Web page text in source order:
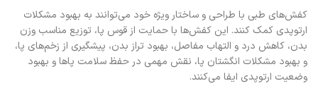
کفش‌های طبی با طراحی و ساختار ویژه خود می‌توانند به بهبود مشکلات
ارتوپدی کمک کنند. این کفش‌ها با حمایت از قوس پا، توزیع مناسب وزن
بدن، کاهش درد و التهاب مفاصل، بهبود تراز بدن، پیشگیری از زخم‌های پا،
و بهبود مشکلات انگشتان پا، نقش مهمی در حفظ سلامت پاها و بهبود
وضعیت ارتوپدی ایفا می‌کنند.